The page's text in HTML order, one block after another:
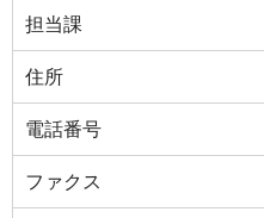
担当課
住所
電話番号
ファクス